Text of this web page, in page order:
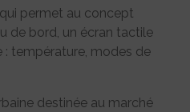
permet au concept
de bord, un écran tactile
température, modes de
destinée au marché